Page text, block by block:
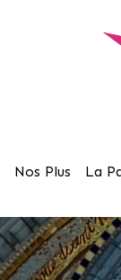
Nos Plus La